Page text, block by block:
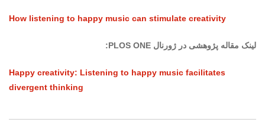
How listening to happy music can stimulate creativity
لینک مقاله پژوهشی در ژورنال PLOS ONE:
Happy creativity: Listening to happy music facilitates
divergent thinking